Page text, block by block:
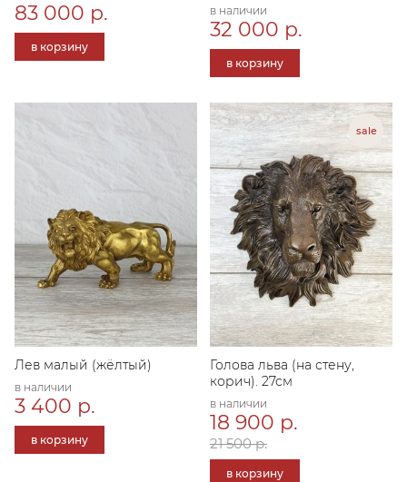
83 000 р.
в корзину
в наличии
32 000 р.
в корзину
Лев малый (жёлтый)
в наличии
3 400 р.
в корзину
Голова льва (на стену,
корич). 27см
в наличии
18 900 р.
21 500 р.
в корзину